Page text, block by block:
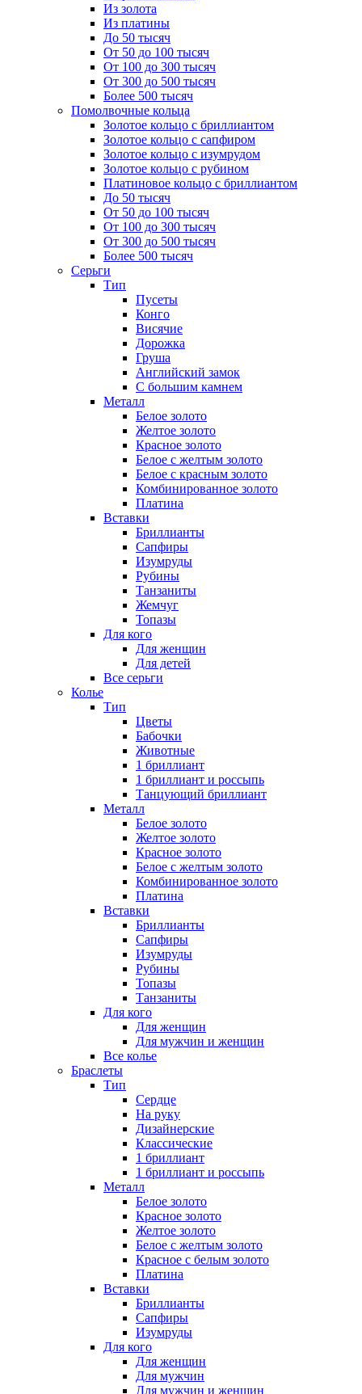
Из золота
Из платины
До 50 тысяч
От 50 до 100 тысяч
От 100 до 300 тысяч
От 300 до 500 тысяч
Более 500 тысяч
Помолвочные кольца
Золотое кольцо с бриллиантом
Золотое кольцо с сапфиром
Золотое кольцо с изумрудом
Золотое кольцо с рубином
Платиновое кольцо с бриллиантом
До 50 тысяч
От 50 до 100 тысяч
От 100 до 300 тысяч
От 300 до 500 тысяч
Более 500 тысяч
Серьги
Тип
Пусеты
Конго
Висячие
Дорожка
Груша
Английский замок
С большим камнем
Металл
Белое золото
Желтое золото
Красное золото
Белое с желтым золото
Белое с красным золото
Комбинированное золото
Платина
Вставки
Бриллианты
Сапфиры
Изумруды
Рубины
Танзаниты
Жемчуг
Топазы
Для кого
Для женщин
Для детей
Все серьги
Колье
Тип
Цветы
Бабочки
Животные
1 бриллиант
1 бриллиант и россыпь
Танцующий бриллиант
Металл
Белое золото
Желтое золото
Красное золото
Белое с желтым золото
Комбинированное золото
Платина
Вставки
Бриллианты
Сапфиры
Изумруды
Рубины
Топазы
Танзаниты
Для кого
Для женщин
Для мужчин и женщин
Все колье
Браслеты
Тип
Сердце
На руку
Дизайнерские
Классические
1 бриллиант
1 бриллиант и россыпь
Металл
Белое золото
Красное золото
Желтое золото
Белое с желтым золото
Красное с белым золото
Платина
Вставки
Бриллианты
Сапфиры
Изумруды
Для кого
Для женщин
Для мужчин
Для мужчин и женщин